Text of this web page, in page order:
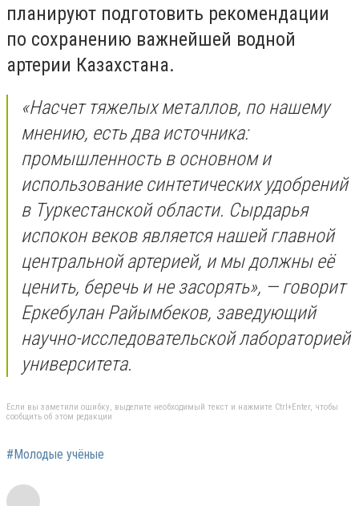
планируют подготовить рекомендации
по сохранению важнейшей водной
артерии Казахстана.
«Насчет тяжелых металлов, по нашему
мнению, есть два источника:
промышленность в основном и
использование синтетических удобрений
в Туркестанской области. Сырдарья
испокон веков является нашей главной
центральной артерией, и мы должны её
ценить, беречь и не засорять», — говорит
Еркебулан Райымбеков, заведующий
научно-исследовательской лабораторией
университета.
Если вы заметили ошибку, выделите необходимый текст и нажмите Ctrl+Enter, чтобы
сообщить об этом редакции
#Молодые учёные